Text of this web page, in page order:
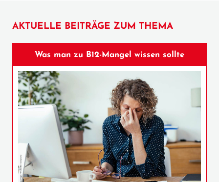
AKTUELLE BEITRÄGE ZUM THEMA
Was man zu B12-Mangel wissen sollte